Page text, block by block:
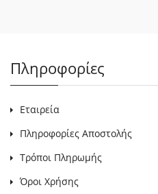
Πληροφορίες
Εταιρεία
Πληροφορίες Αποστολής
Τρόποι Πληρωμής
Όροι Χρήσης